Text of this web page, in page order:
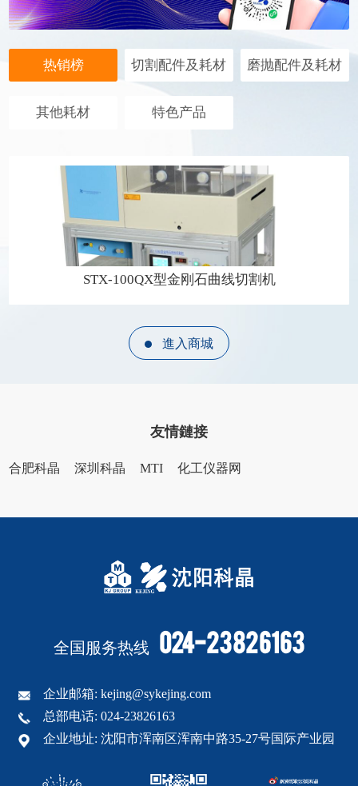
热销榜 切割配件及耗材 磨抛配件及耗材
其他耗材 特色产品
STX-100QX型金刚石曲线切割机
進入商城
友情鏈接
合肥科晶 深圳科晶 MTI 化工仪器网
全国服务热线 024-23826163
企业邮箱: kejing@sykejing.com
总部电话: 024-23826163
企业地址: 沈阳市浑南区浑南中路35-27号国际产业园